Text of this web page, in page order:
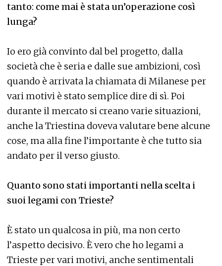
tanto: come mai è stata un’operazione così
lunga?
Io ero già convinto dal bel progetto, dalla
società che è seria e dalle sue ambizioni, così
quando è arrivata la chiamata di Milanese per
vari motivi è stato semplice dire di sì. Poi
durante il mercato si creano varie situazioni,
anche la Triestina doveva valutare bene alcune
cose, ma alla fine l’importante è che tutto sia
andato per il verso giusto.
Quanto sono stati importanti nella scelta i
suoi legami con Trieste?
È stato un qualcosa in più, ma non certo
l’aspetto decisivo. È vero che ho legami a
Trieste per vari motivi, anche sentimentali